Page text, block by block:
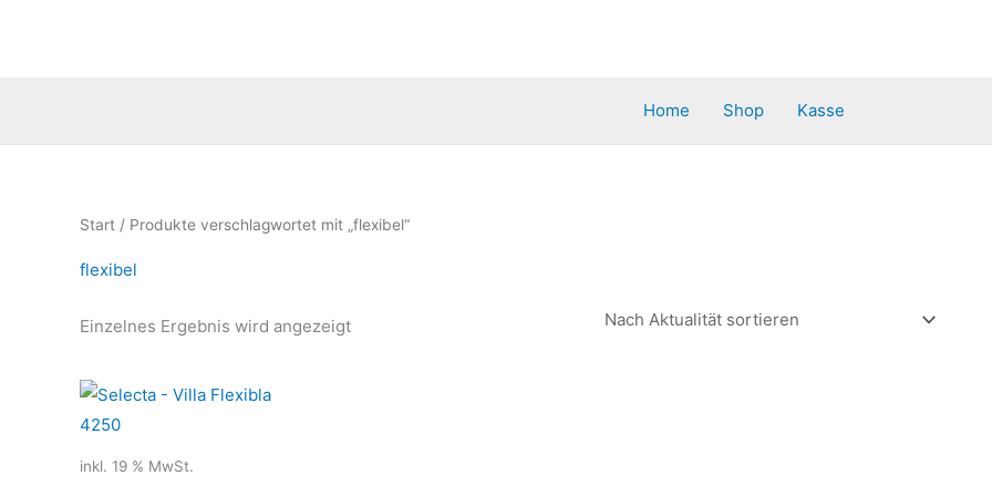
Home
Shop Kasse
Start / Produkte verschlagwortet mit „flexibel“
flexibel
Einzelnes Ergebnis wird angezeigt
inkl. 19 % MwSt.